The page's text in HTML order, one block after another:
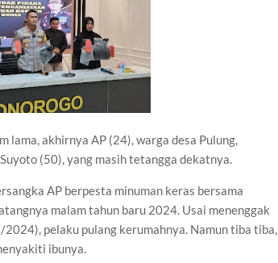
lama, akhirnya AP (24), warga desa Pulung,
(50), yang masih tetangga dekatnya.
AP berpesta minuman keras bersama
malam tahun baru 2024. Usai menenggak
pelaku pulang kerumahnya. Namun tiba tiba,
ibunya.